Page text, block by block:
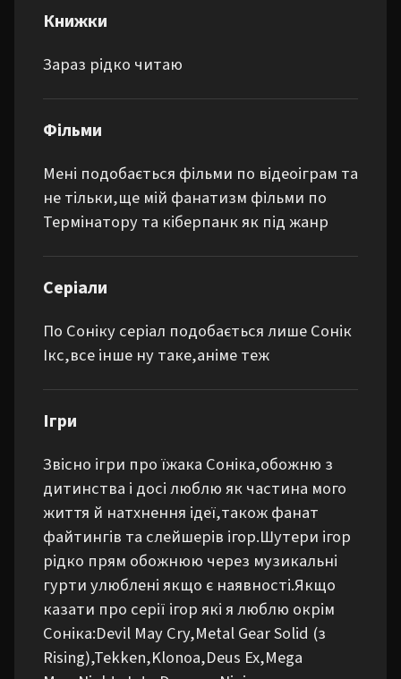
Книжки
Зараз рідко читаю
Фільми
Мені подобається фільми по відеоіграм та
не тільки,ще мій фанатизм фільми по
Термінатору та кіберпанк як під жанр
Серіали
По Соніку серіал подобається лише Сонік
Ікс,все інше ну таке,аніме теж
Ігри
Звісно ігри про їжака Соніка,обожню з
дитинства і досі люблю як частина мого
життя й натхнення ідеї,також фанат
файтингів та слейшерів ігор.Шутери ігор
рідко прям обожнюю через музикальні
гурти улюблені якщо є наявності.Якщо
казати про серії ігор які я люблю окрім
Соніка:Devil May Cry,Metal Gear Solid (з
Rising),Tekken,Klonoa,Deus Ex,Mega